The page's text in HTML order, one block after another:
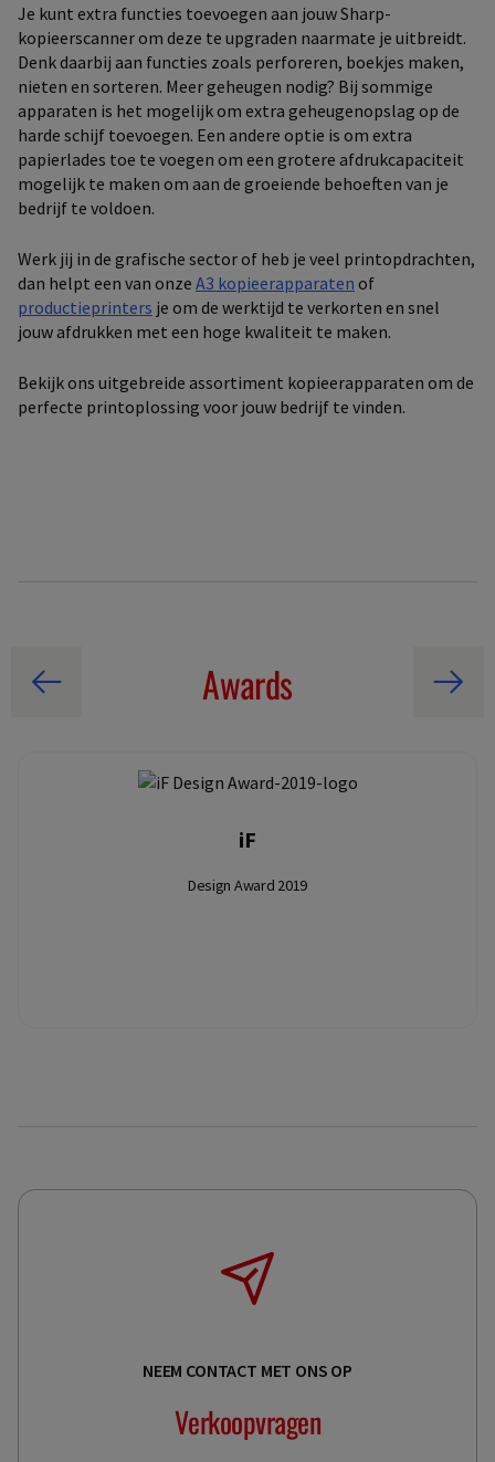
Je kunt extra functies toevoegen aan jouw Sharp-
kopieerscanner om deze te upgraden naarmate je uitbreidt.
Denk daarbij aan functies zoals perforeren, boekjes maken,
nieten en sorteren. Meer geheugen nodig? Bij sommige
apparaten is het mogelijk om extra geheugenopslag op de
harde schijf toevoegen. Een andere optie is om extra
papierlades toe te voegen om een grotere afdrukcapaciteit
mogelijk te maken om aan de groeiende behoeften van je
bedrijf te voldoen.
Werk jij in de grafische sector of heb je veel printopdrachten,
dan helpt een van onze A3 kopieerapparaten of
productieprinters je om de werktijd te verkorten en snel
jouw afdrukken met een hoge kwaliteit te maken.
Bekijk ons uitgebreide assortiment kopieerapparaten om de
perfecte printoplossing voor jouw bedrijf te vinden.
Awards
iF
Design Award 2019
NEEM CONTACT MET ONS OP
Verkoopvragen